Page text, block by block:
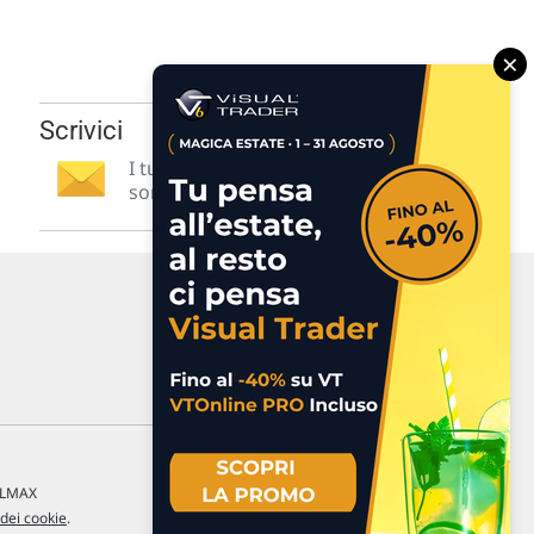
Scrivici
I tuoi suggerimenti per noi
sono preziosi e molto utili! »
cookie.
×